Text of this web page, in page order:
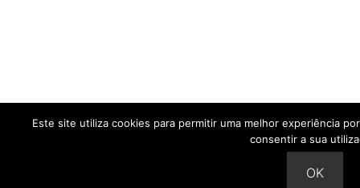
Este site utiliza cookies para permitir uma melhor experiência
consentir a sua
OK